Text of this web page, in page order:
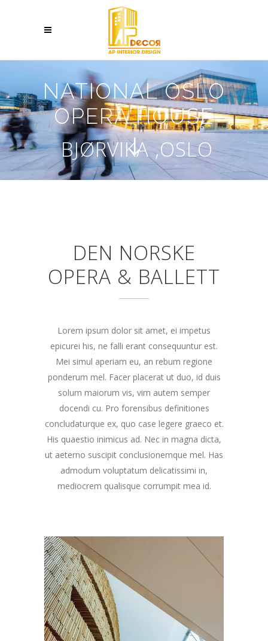
NATIONAL OSLO
OPERA HOUSE
BJØRVIKA ,OSLO
DEN NORSKE
OPERA & BALLETT
Lorem ipsum dolor sit amet, ei impetus
epicurei his, ne falli erant consequuntur est.
Mei simul aperiam eu, an rebum regione
ponderum mel. Facer placerat ut duo, id duis
solum maiorum vis, vim autem semper
docendi cu. Pro forensibus definitiones
concludaturque ex, quo case legere graeco et.
His quaestio inimicus ad. Nec in magna dicta,
ut aeterno suscipit conclusionemque mel. Has
admodum voluptatum delicatissimi in,
mediocrem qualisque corrumpit mea id.